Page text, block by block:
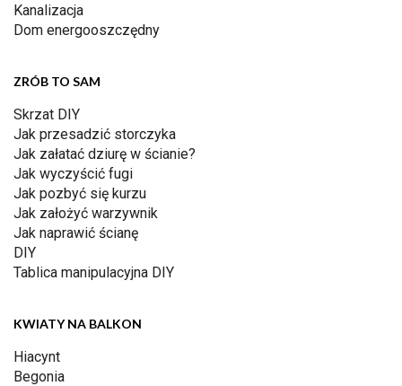
Kanalizacja
Dom energooszczędny
ZRÓB TO SAM
Skrzat DIY
Jak przesadzić storczyka
Jak załatać dziurę w ścianie?
Jak wyczyścić fugi
Jak pozbyć się kurzu
Jak założyć warzywnik
Jak naprawić ścianę
DIY
Tablica manipulacyjna DIY
KWIATY NA BALKON
Hiacynt
Begonia